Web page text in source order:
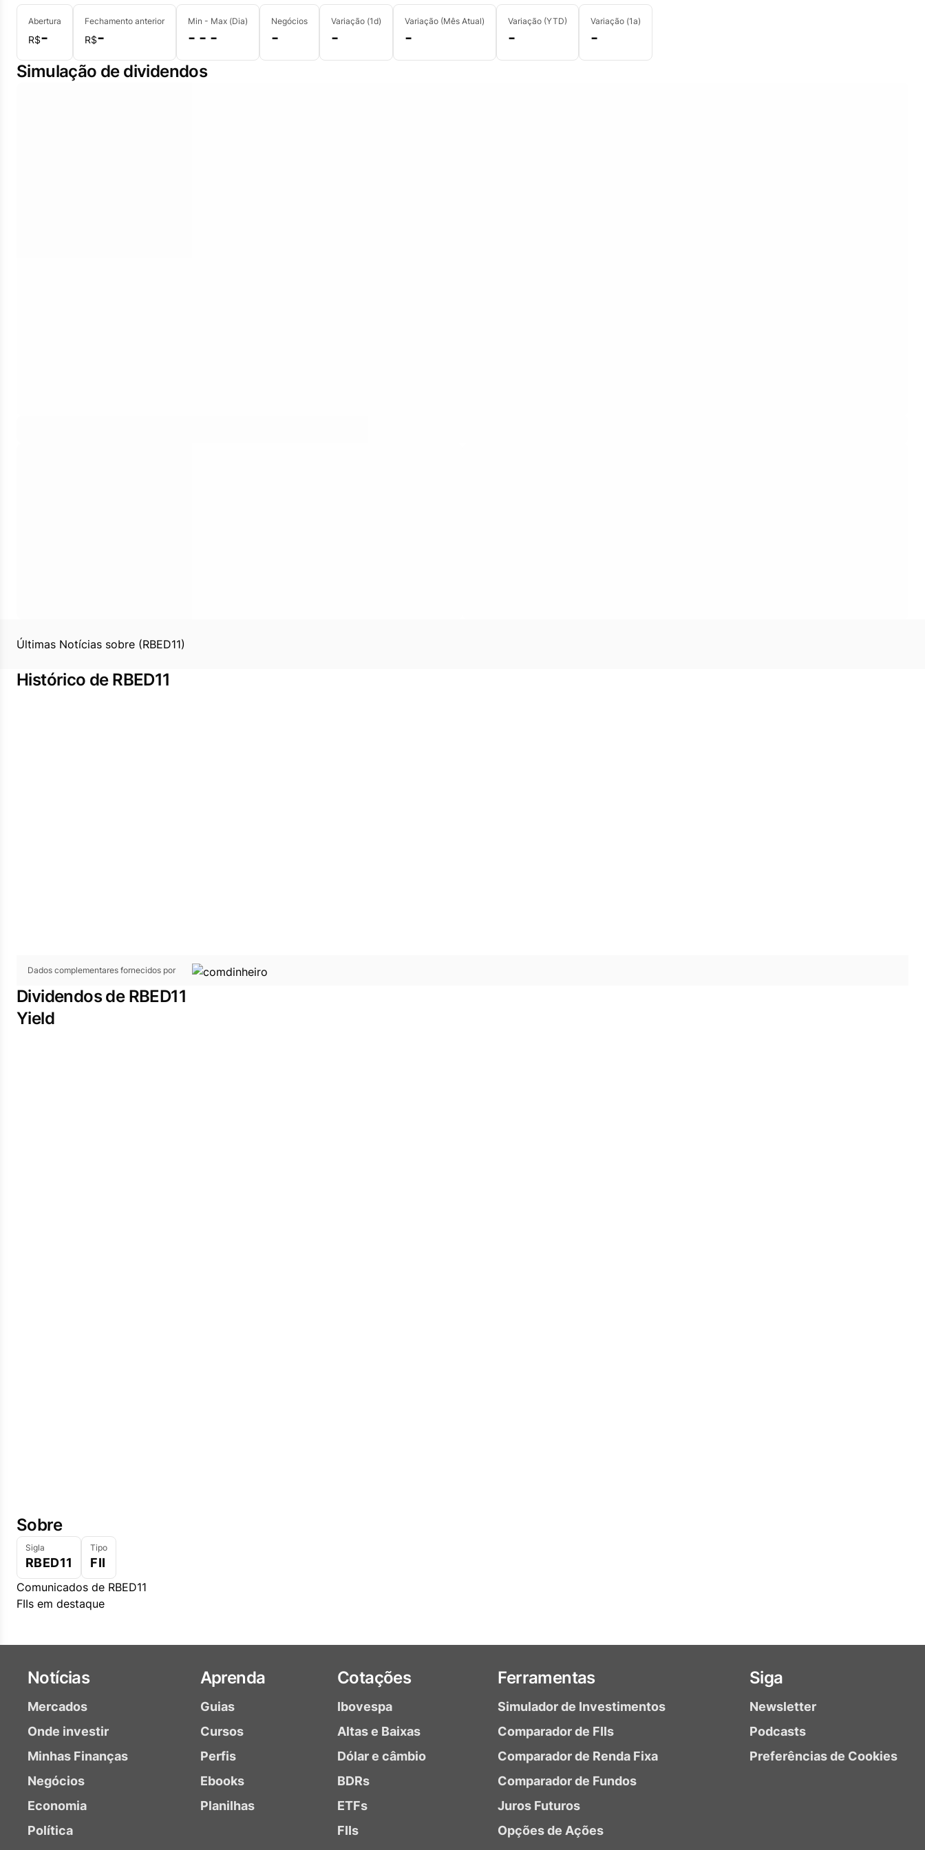
Abertura
R$-
Fechamento anterior
R$-
Min - Max (Dia)
- - -
Negócios
-
Variação (1d)
-
Variação (Mês Atual)
-
Variação (YTD)
-
Variação (1a)
-
Simulação de dividendos
Últimas Notícias sobre (RBED11)
Histórico de RBED11
Dados complementares fornecidos por
Dividendos de RBED11
Yield
Sobre
Sigla
RBED11
Tipo
FII
Comunicados de RBED11
FIIs em destaque
Notícias
Mercados
Onde investir
Minhas Finanças
Negócios
Economia
Política
Aprenda
Guias
Cursos
Perfis
Ebooks
Planilhas
Cotações
Ibovespa
Altas e Baixas
Dólar e câmbio
BDRs
ETFs
FIIs
Ferramentas
Simulador de Investimentos
Comparador de FIIs
Comparador de Renda Fixa
Comparador de Fundos
Juros Futuros
Opções de Ações
Siga
Newsletter
Podcasts
Preferências de Cookies